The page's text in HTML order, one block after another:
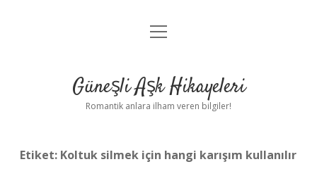
Anasayfa
Yasal Uyarı
menüyü
Güneşli Aşk Hikayeleri
Romantik anlara ilham veren bilgiler!
Etiket: Koltuk silmek için hangi karışım kullanılır